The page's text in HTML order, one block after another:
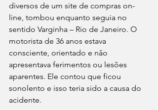
diversos de um site de compras on-
line, tombou enquanto seguia no
sentido Varginha – Rio de Janeiro. O
motorista de 36 anos estava
consciente, orientado e não
apresentava ferimentos ou lesões
aparentes. Ele contou que ficou
sonolento e isso teria sido a causa do
acidente.